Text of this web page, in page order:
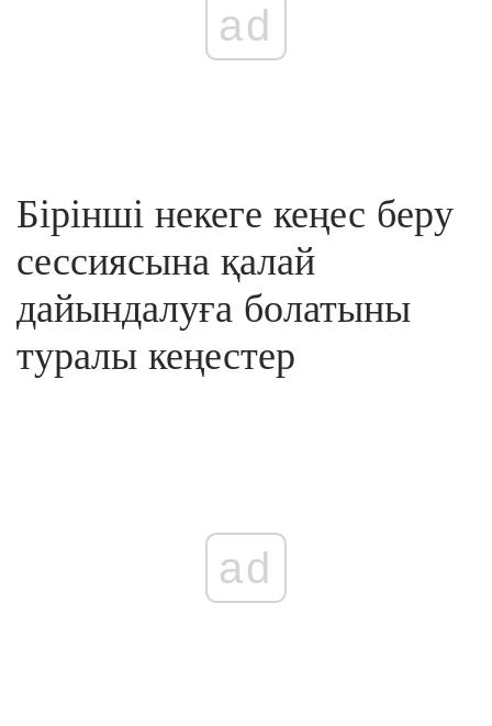
ad
Бірінші некеге кеңес беру
сессиясына қалай
дайындалуға болатыны
туралы кеңестер
ad